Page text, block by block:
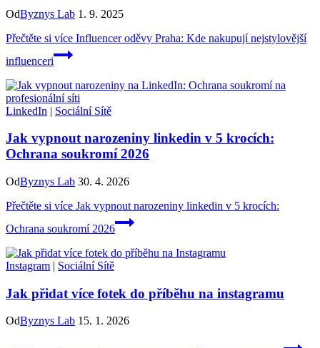
OdByznys Lab 1. 9. 2025
Přečtěte si více Influencer oděvy Praha: Kde nakupují nejstylovější
influenceri
LinkedIn | Sociální Sítě
Jak vypnout narozeniny linkedin v 5 krocích:
Ochrana soukromí 2026
OdByznys Lab 30. 4. 2026
Přečtěte si více Jak vypnout narozeniny linkedin v 5 krocích:
Ochrana soukromí 2026
Instagram | Sociální Sítě
Jak přidat více fotek do příběhu na instagramu
OdByznys Lab 15. 1. 2026